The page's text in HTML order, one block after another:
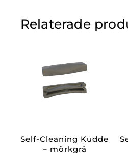
Relaterade
Self-Cleaning Kudde
– mörkgrå